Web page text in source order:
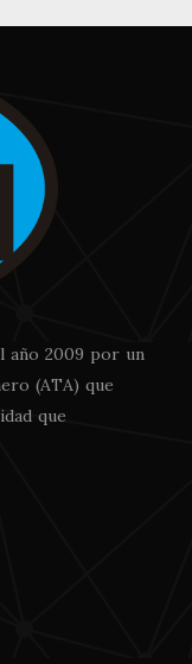
año 2009 por un
(ATA) que
que